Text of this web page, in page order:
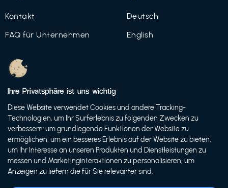
Kontakt
FAQ für Unternehmen
Datenschutz
Nutzungsbedingungen
Deutsch
English
© 2021 FutureBens GmbH
Ihre Privatsphäre ist uns wichtig
Diese Website verwendet Cookies und andere Tracking-
Technologien, um Ihr Surferlebnis zu folgenden Zwecken zu
verbessern: um grundlegende Funktionen der Website zu
ermöglichen, um ein besseres Erlebnis auf der Website zu bieten,
um Ihr Interesse an unseren Produkten und Dienstleistungen zu
messen und Marketinginteraktionen zu personalisieren, um
Anzeigen zu liefern die für Sie relevanter sind.